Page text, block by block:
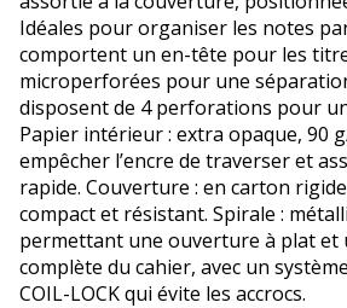
Idéales pour organiser les notes
comportent un en-tête pour les
microperforées pour une
disposent de 4 perforations pour
Papier intérieur : extra opaque, 90
empêcher l’encre de traverser et
rapide. Couverture : en carton
compact et résistant. Spirale :
permettant une ouverture à plat et
complète du cahier, avec un
COIL-LOCK qui évite les accrocs.